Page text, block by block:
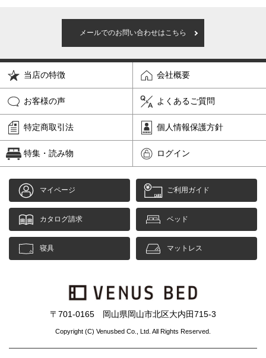
メールでのお問い合わせはこちら
当店の特徴 会社概要
お客様の声 よくあるご質問
特定商取引法 個人情報保護方針
特集・読み物 ログイン
マイページ ご利用ガイド
カタログ請求 ベッド
寝具 マットレス
〒701-0165 岡山県岡山市北区大内田715-3
Copyright (C) Venusbed Co., Ltd. All Rights Reserved.